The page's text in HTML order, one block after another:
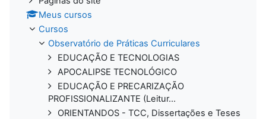
Meus cursos
Cursos
Observatório de Práticas Curriculares
EDUCAÇÃO E TECNOLOGIAS
APOCALIPSE TECNOLÓGICO
EDUCAÇÃO E PRECARIZAÇÃO
PROFISSIONALIZANTE (Leitur...
ORIENTANDOS - TCC, Dissertações e Teses